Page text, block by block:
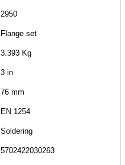
2950
Flange set
3.393 Kg
3 in
76 mm
EN 1254
Soldering
5702422030263